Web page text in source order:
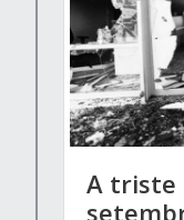
A triste